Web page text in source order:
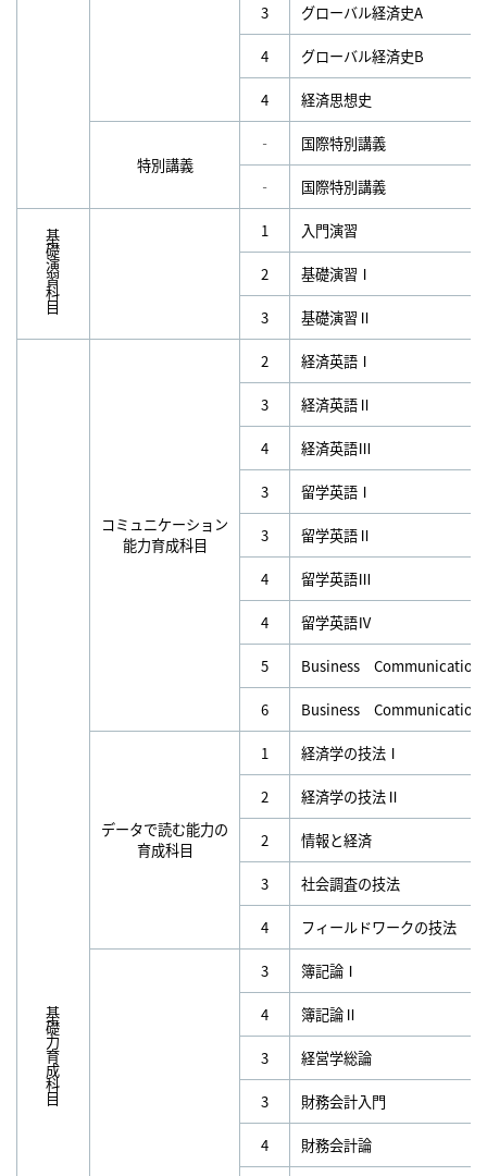
3 グローバル経済史A
4 グローバル経済史B
4 経済思想史
特別講義
‐ 国際特別講義
‐ 国際特別講義
基礎演習科目 1 入門演習
2 基礎演習Ⅰ
3 基礎演習Ⅱ
基礎力育成科目
コミュニケーション
能力育成科目
2 経済英語Ⅰ
3 経済英語Ⅱ
4 経済英語Ⅲ
3 留学英語Ⅰ
3 留学英語Ⅱ
4 留学英語Ⅲ
4 留学英語Ⅳ
5 Business
6 Business
データで読む能力の
育成科目
1 経済学の技法Ⅰ
2 経済学の技法Ⅱ
2 情報と経済
3 社会調査の技法
4 フィールドワークの技法
3 簿記論Ⅰ
4 簿記論Ⅱ
3 経営学総論
3 財務会計入門
4 財務会計論